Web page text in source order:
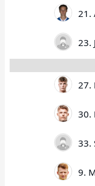
21.
23.
27.
30.
33.
9.